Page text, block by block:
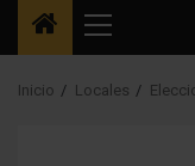
Menú
principal
Inicio Locales